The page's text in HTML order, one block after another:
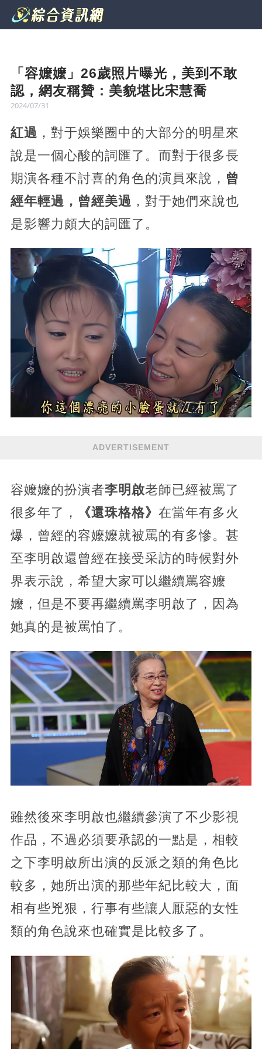
「容嬤嬤」26歲照片曝光，美到不敢
認，網友稱贊：美貌堪比宋慧喬
2024/07/31
紅過 ，對于娛樂圈中的大部分的明星來
說是一個心酸的詞匯了。而對于很多長
期演各種不討喜的角色的演員來說， 曾
經年輕過，曾經美過 ，對于她們來說也
是影響力頗大的詞匯了。
ADVERTISEMENT
容嬤嬤的扮演者李明啟老師已經被罵了
很多年了，
《還珠格格》 在當年有多火
爆，曾經的容嬤嬤就被罵的有多慘。甚
至李明啟還曾經在接受采訪的時候對外
界表示說，希望大家可以繼續罵容嬤
嬤，但是不要再繼續罵李明啟了，因為
她真的是被罵怕了。
雖然後來李明啟也繼續參演了不少影視
作品，不過必須要承認的一點是，相較
之下李明啟所出演的反派之類的角色比
較多，她所出演的那些年紀比較大，面
相有些兇狠，行事有些讓人厭惡的女性
類的角色說來也確實是比較多了。